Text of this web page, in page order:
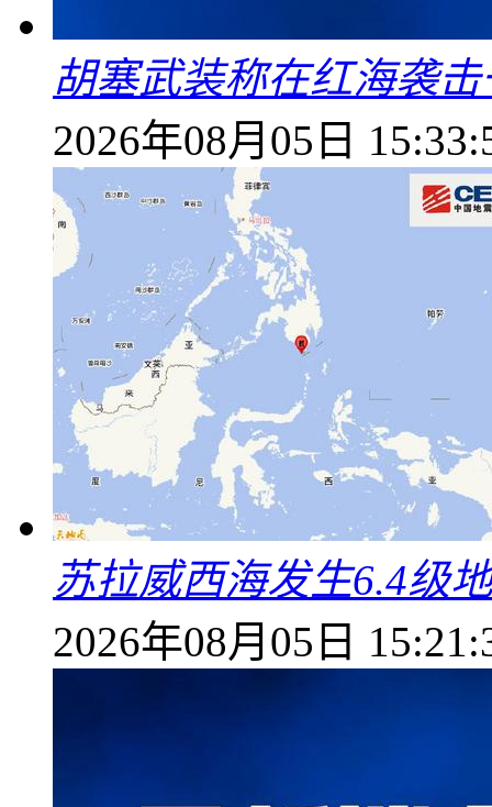
胡塞武装称在红海袭
2026年08月05日
苏拉威西海发生6.4级
2026年08月05日